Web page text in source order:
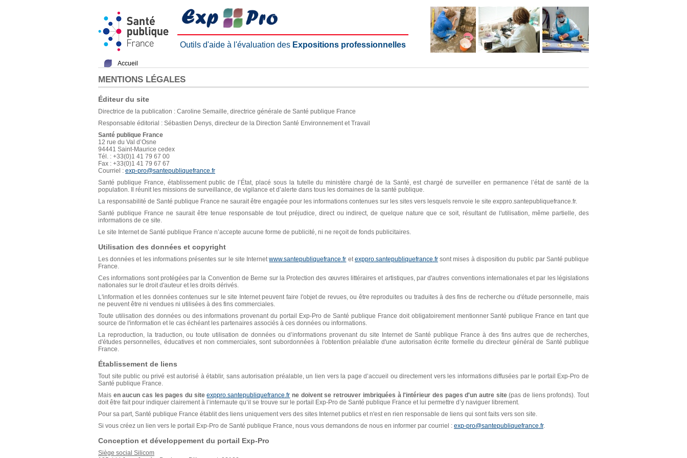
Outils d'aide à l'évaluation des Expositions professionnelles
Accueil
MENTIONS LÉGALES
Éditeur du site
Directrice de la publication : Caroline Semaille, directrice générale de Santé publique France
Responsable éditorial : Sébastien Denys, directeur de la Direction Santé Environnement et Travail
Santé publique France
12 rue du Val d’Osne
94441 Saint-Maurice cedex
Tél. : +33(0)1 41 79 67 00
Fax : +33(0)1 41 79 67 67
Courriel : exp-pro@santepubliquefrance.fr
Santé publique France, établissement public de l’État, placé sous la tutelle du ministère chargé de la Santé, est chargé de surveiller en permanence l’état de santé de la
population. Il réunit les missions de surveillance, de vigilance et d’alerte dans tous les domaines de la santé publique.
La responsabilité de Santé publique France ne saurait être engagée pour les informations contenues sur les sites vers lesquels renvoie le site exppro.santepubliquefrance.fr.
Santé publique France ne saurait être tenue responsable de tout préjudice, direct ou indirect, de quelque nature que ce soit, résultant de l'utilisation, même partielle, des
informations de ce site.
Le site Internet de Santé publique France n’accepte aucune forme de publicité, ni ne reçoit de fonds publicitaires.
Utilisation des données et copyright
Les données et les informations présentes sur le site Internetwww.santepubliquefrance.fr etexppro.santepubliquefrance.frsont mises à disposition du public par Santé publique
France.
Ces informations sont protégées par la Convention de Berne sur la Protection des œuvres littéraires et artistiques, par d'autres conventions internationales et par les législations
nationales sur le droit d'auteur et les droits dérivés.
L'information et les données contenues sur le site Internet peuvent faire l'objet de revues, ou être reproduites ou traduites à des fins de recherche ou d'étude personnelle, mais
ne peuvent être ni vendues ni utilisées à des fins commerciales.
Toute utilisation des données ou des informations provenant du portail Exp-Pro de Santé publique France doit obligatoirement mentionner Santé publique France en tant que
source de l'information et le cas échéant les partenaires associés à ces données ou informations.
La reproduction, la traduction, ou toute utilisation de données ou d’informations provenant du site Internet de Santé publique France à des fins autres que de recherches,
d'études personnelles, éducatives et non commerciales, sont subordonnées à l'obtention préalable d'une autorisation écrite formelle du directeur général de Santé publique
France.
Établissement de liens
Tout site public ou privé est autorisé à établir, sans autorisation préalable, un lien vers la page d’accueil ou directement vers les informations diffusées par le portail Exp-Pro de
Santé publique France.
Mais en aucun cas les pages du siteexppro.santepubliquefrance.fr ne doivent se retrouver imbriquées à l'intérieur des pages d'un autre site(pas de liens profonds). Tout
doit être fait pour indiquer clairement à l’internaute qu’il se trouve sur le portail Exp-Pro de Santé publique France et lui permettre d’y naviguer librement.
Pour sa part, Santé publique France établit des liens uniquement vers des sites Internet publics et n'est en rien responsable de liens qui sont faits vers son site.
Si vous créez un lien vers le portail Exp-Pro de Santé publique France, nous vous demandons de nous en informer par courriel : exp-pro@santepubliquefrance.fr.
Conception et développement du portail Exp-Pro
Siège social Silicom